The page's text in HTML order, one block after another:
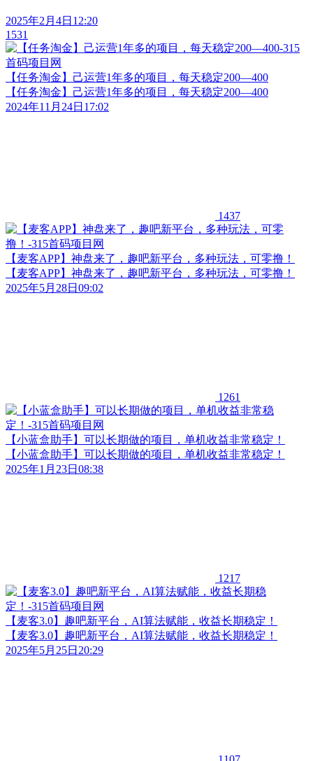
2025年2月4日12:20
1531
【任务淘金】己运营1年多的项目，每天稳定200—400
【任务淘金】己运营1年多的项目，每天稳定200—400
2024年11月24日17:02
1437
【麦客APP】神盘来了，趣吧新平台，多种玩法，可零撸！
【麦客APP】神盘来了，趣吧新平台，多种玩法，可零撸！
2025年5月28日09:02
1261
【小蓝盒助手】可以长期做的项目，单机收益非常稳定！
【小蓝盒助手】可以长期做的项目，单机收益非常稳定！
2025年1月23日08:38
1217
【麦客3.0】趣吧新平台，AI算法赋能，收益长期稳定！
【麦客3.0】趣吧新平台，AI算法赋能，收益长期稳定！
2025年5月25日20:29